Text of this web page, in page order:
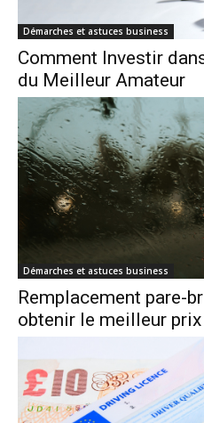
Démarches et astuces business
Comment Investir
du Meilleur Amateur
Démarches et astuces business
Remplacement pare-
obtenir le meilleur prix